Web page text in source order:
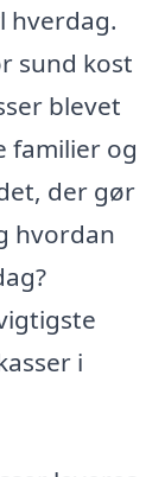
hverdag.
sund kost
blevet
familier og
der gør
hvordan
i